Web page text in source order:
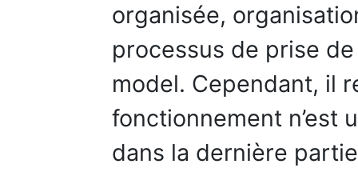
organisée,
processus de prise
model. Cependant, il
fonctionnement n’est
dans la dernière